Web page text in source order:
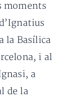
moments
la Basílica
i al
a
de la